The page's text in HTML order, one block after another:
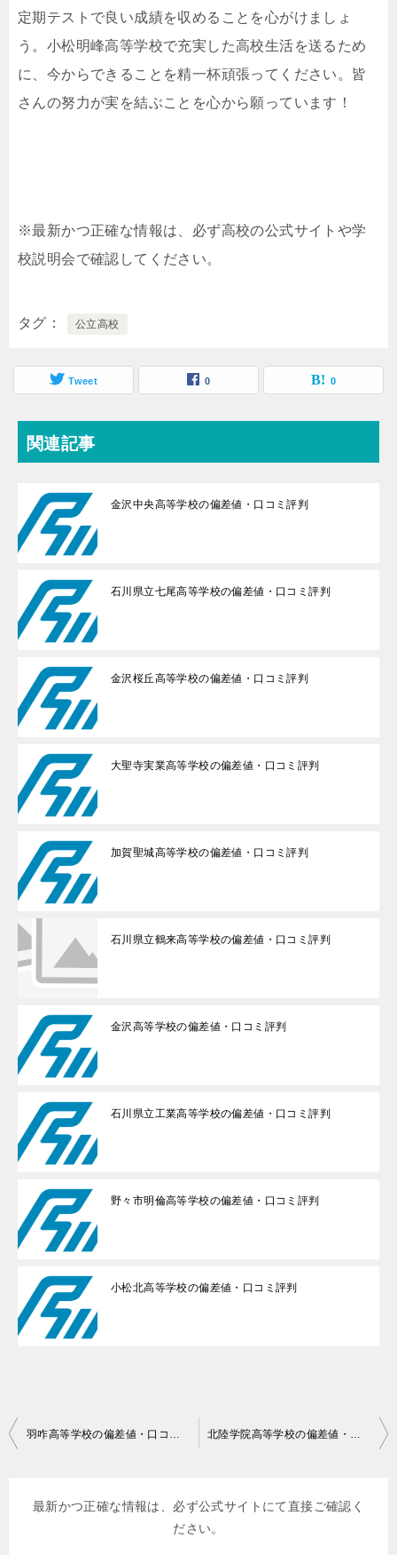
定期テストで良い成績を収めることを心がけましょ
う。小松明峰高等学校で充実した高校生活を送るため
に、今からできることを精一杯頑張ってください。皆
さんの努力が実を結ぶことを心から願っています！
※最新かつ正確な情報は、必ず高校の公式サイトや学
校説明会で確認してください。
タグ 公立高校
Tweet 0 0
関連記事
金沢中央高等学校の偏差値・口コミ評判
石川県立七尾高等学校の偏差値・口コミ評判
金沢桜丘高等学校の偏差値・口コミ評判
大聖寺実業高等学校の偏差値・口コミ評判
加賀聖城高等学校の偏差値・口コミ評判
石川県立鶴来高等学校の偏差値・口コミ評判
金沢高等学校の偏差値・口コミ評判
石川県立工業高等学校の偏差値・口コミ評判
野々市明倫高等学校の偏差値・口コミ評判
小松北高等学校の偏差値・口コミ評判
投
羽咋高等学校の偏差値・口コミ評判 北陸学院高等学校の偏差値・口コミ評判
最新かつ正確な情報は、必ず公式サイトにて直接ご確認く
ださい。